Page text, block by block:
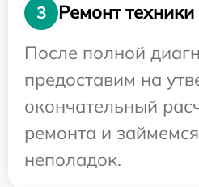
3
Ремонт техники
После полной
предоставим на
окончательный
ремонта и
неполадок.